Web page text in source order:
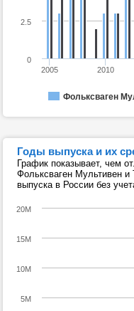
Фольксваген
2005 2010
0
2.5
Годы выпуска и их
График показывает, чем
Фольксваген Мультивен
выпуска в России без
5M
10M
15M
20M